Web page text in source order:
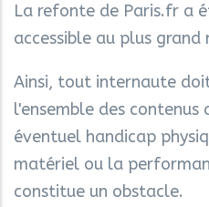
La refonte de Paris.fr a
accessible au plus grand
Ainsi, tout internaute
l'ensemble des contenus
éventuel handicap
matériel ou la
constitue un obstacle.